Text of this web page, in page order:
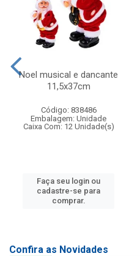
Noel musical e dancante
11,5x37cm
Código: 838486
Embalagem: Unidade
Caixa Com: 12 Unidade(s)
Faça seu login ou
cadastre-se para
comprar.
Confira as Novidades